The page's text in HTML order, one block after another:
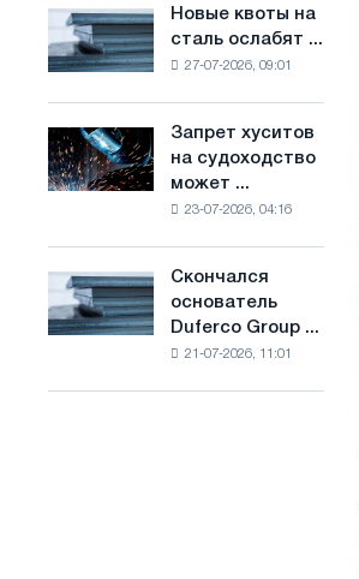
водорода
Франции
отраслевые
ограничения
амбициями
по
борьбе
с
Новые
квоты
на
конкуренцию
в
Новые квоты на
сталь ослабят ...
27-07-2026, 09:01
Запрет
хуситов
на
импорт
Саудовской
Запрет хуситов
на судоходство
может ...
23-07-2026, 04:16
Скончался
основатель
Duferco
Скончался
основатель
Duferco Group ...
21-07-2026, 11:01